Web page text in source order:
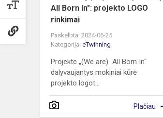
All Born In": projekto LOGO
rinkimai
Paskelbta: 2024-06-25
Kategorija: eTwinning
Projekte „(We are) All Born In“
dalyvaujantys mokiniai kūrė
projekto logot...
Plačiau